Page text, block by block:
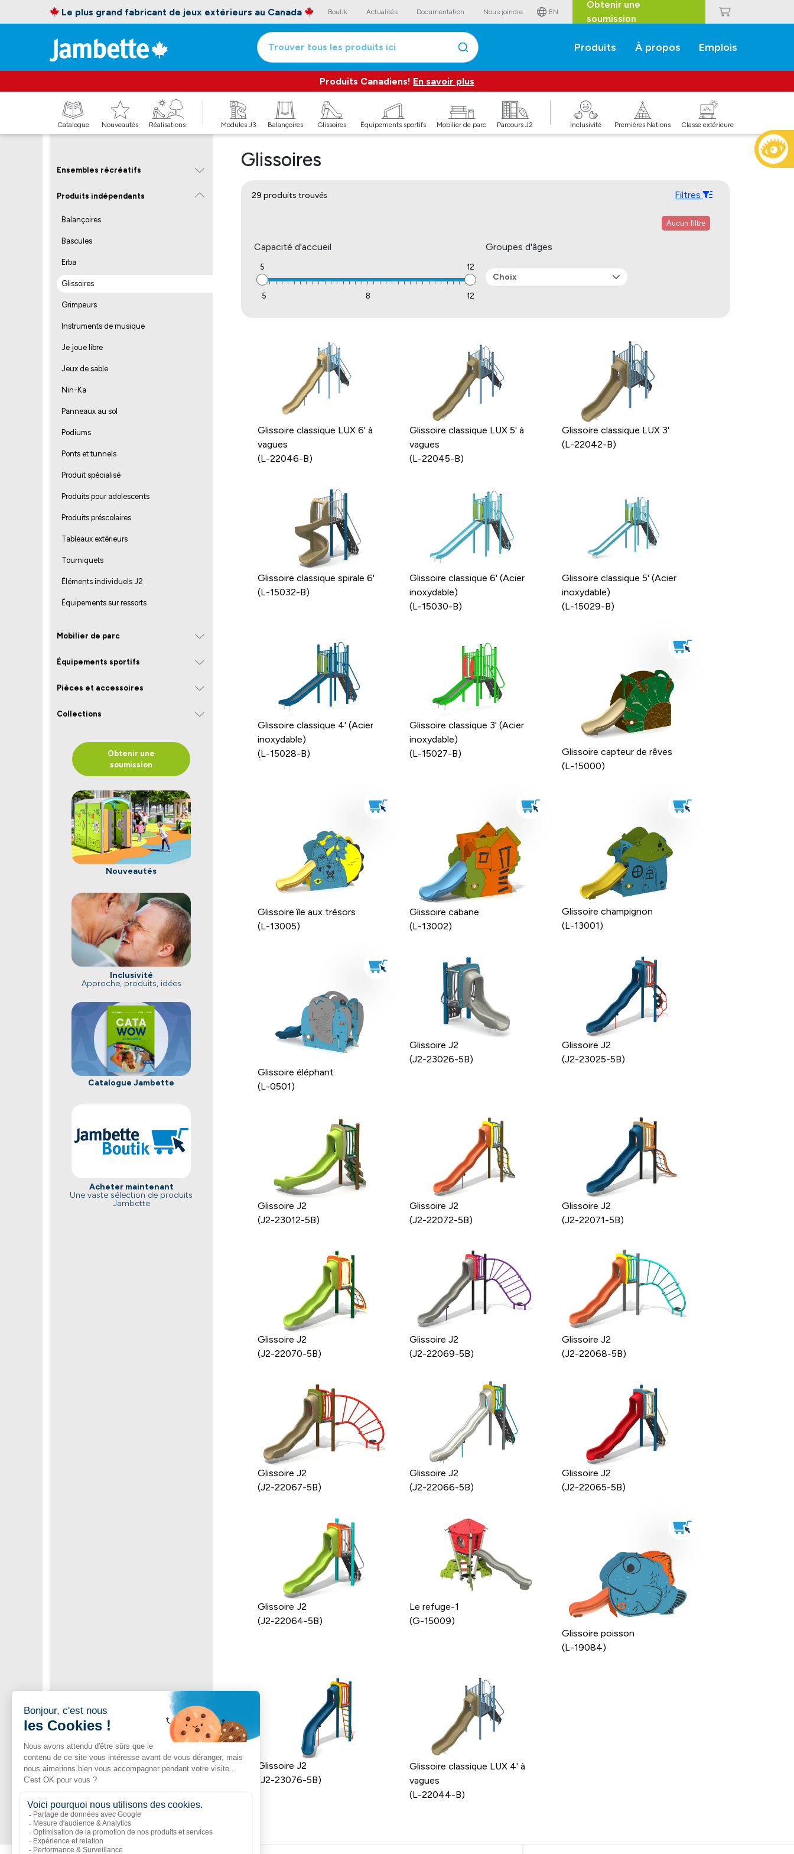
Le plus grand fabricant de jeux extérieurs au Canada Boutik Actualités Documentation Nous joindre EN
Obtenir une
soumission
Trouver tous les produits ici Produits À propos Emplois
Produits Canadiens! En savoir plus
Catalogue Nouveautés Réalisations Modules J3 Balançoires Glissoires Équipements sportifs Mobilier de parc Parcours J2 Inclusivité Premières Nations Classe extérieure
Ensembles récréatifs
Produits indépendants
Balançoires
Bascules
Erba
Glissoires
Grimpeurs
Instruments de musique
Je joue libre
Jeux de sable
Nin-Ka
Panneaux au sol
Podiums
Ponts et tunnels
Produit spécialisé
Produits pour adolescents
Produits préscolaires
Tableaux extérieurs
Tourniquets
Éléments individuels J2
Équipements sur ressorts
Mobilier de parc
Équipements sportifs
Pièces et accessoires
Collections
Obtenir une
soumission
Nouveautés
Inclusivité
Approche, produits, idées
Catalogue Jambette
Acheter maintenant
Une vaste sélection de produits
Jambette
Glissoires
29 produits trouvés Filtres
Aucun filtre
Capacité d'accueil
5 12
5 8 12
Groupes d'âges
Choix
Glissoire classique LUX 6' à
vagues
(L-22046-B)
Glissoire classique LUX 5' à
vagues
(L-22045-B)
Glissoire classique LUX 3'
(L-22042-B)
Glissoire classique spirale 6'
(L-15032-B)
Glissoire classique 6' (Acier
inoxydable)
(L-15030-B)
Glissoire classique 5' (Acier
inoxydable)
(L-15029-B)
Glissoire classique 4' (Acier
inoxydable)
(L-15028-B)
Glissoire classique 3' (Acier
inoxydable)
(L-15027-B)
Glissoire capteur de rêves
(L-15000)
Glissoire île aux trésors
(L-13005)
Glissoire cabane
(L-13002)
Glissoire champignon
(L-13001)
Glissoire éléphant
(L-0501)
Glissoire J2
(J2-23026-5B)
Glissoire J2
(J2-23025-5B)
Glissoire J2
(J2-23012-5B)
Glissoire J2
(J2-22072-5B)
Glissoire J2
(J2-22071-5B)
Glissoire J2
(J2-22070-5B)
Glissoire J2
(J2-22069-5B)
Glissoire J2
(J2-22068-5B)
Glissoire J2
(J2-22067-5B)
Glissoire J2
(J2-22066-5B)
Glissoire J2
(J2-22065-5B)
Glissoire J2
(J2-22064-5B)
Le refuge-1
(G-15009)
Glissoire poisson
(L-19084)
Glissoire J2
(J2-23076-5B)
Glissoire classique LUX 4' à
vagues
(L-22044-B)